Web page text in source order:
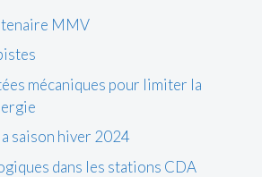
MMV
mécaniques pour limiter la
saison hiver 2024
dans les stations CDA